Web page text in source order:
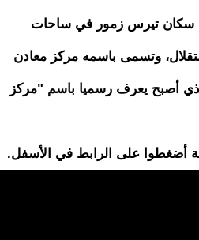
سكان تيرس زمور في ساحات
وتسمى باسمه مركز معادن
أصبح يعرف رسميا باسم "مركز
أضغطوا على الرابط في الأسفل.